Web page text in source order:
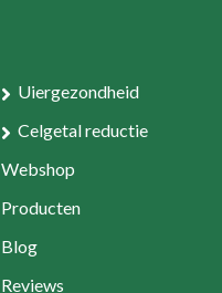
Uiergezondheid
Celgetal reductie
Webshop
Producten
Blog
Reviews